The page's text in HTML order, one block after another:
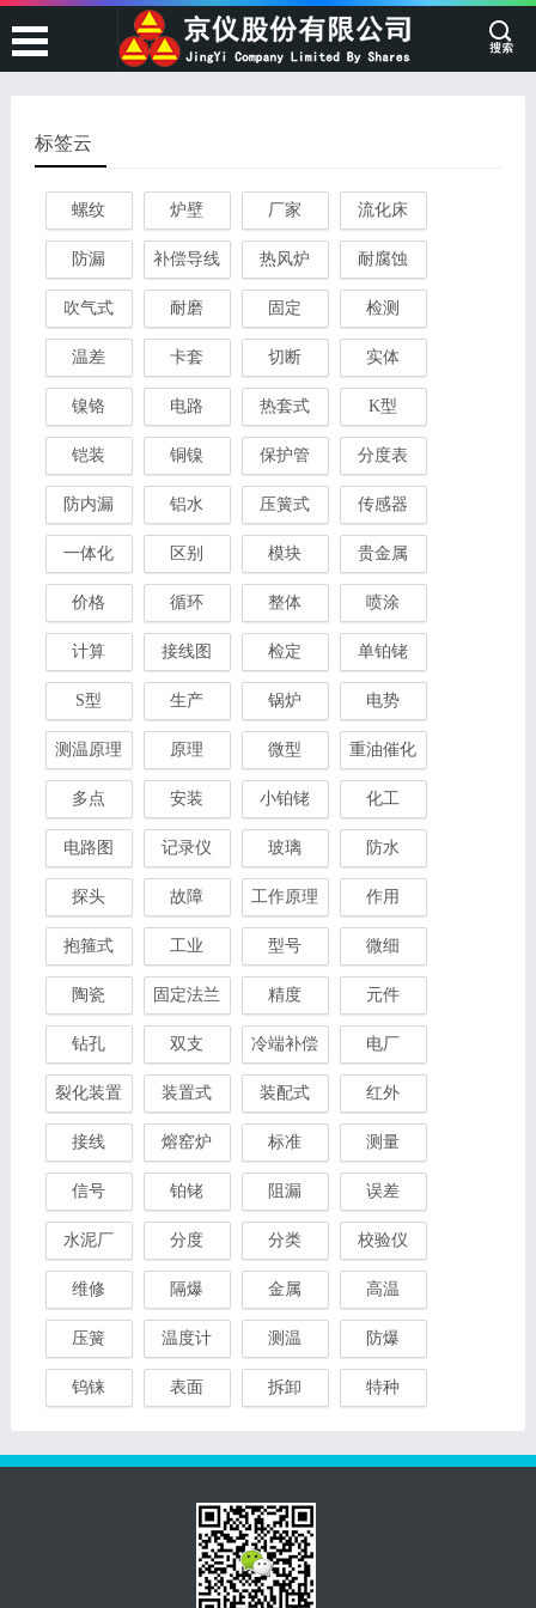
标签云
螺纹 炉壁 厂家 流化床
防漏 补偿导线 热风炉 耐腐蚀
吹气式 耐磨 固定 检测
温差 卡套 切断 实体
镍铬 电路 热套式 K型
铠装 铜镍 保护管 分度表
防内漏 铝水 压簧式 传感器
一体化 区别 模块 贵金属
价格 循环 整体 喷涂
计算 接线图 检定 单铂铑
S型 生产 锅炉 电势
测温原理 原理 微型 重油催化
多点 安装 小铂铑 化工
电路图 记录仪 玻璃 防水
探头 故障 工作原理 作用
抱箍式 工业 型号 微细
陶瓷 固定法兰 精度 元件
钻孔 双支 冷端补偿 电厂
裂化装置 装置式 装配式 红外
接线 熔窑炉 标准 测量
信号 铂铑 阻漏 误差
水泥厂 分度 分类 校验仪
维修 隔爆 金属 高温
压簧 温度计 测温 防爆
钨铼 表面 拆卸 特种